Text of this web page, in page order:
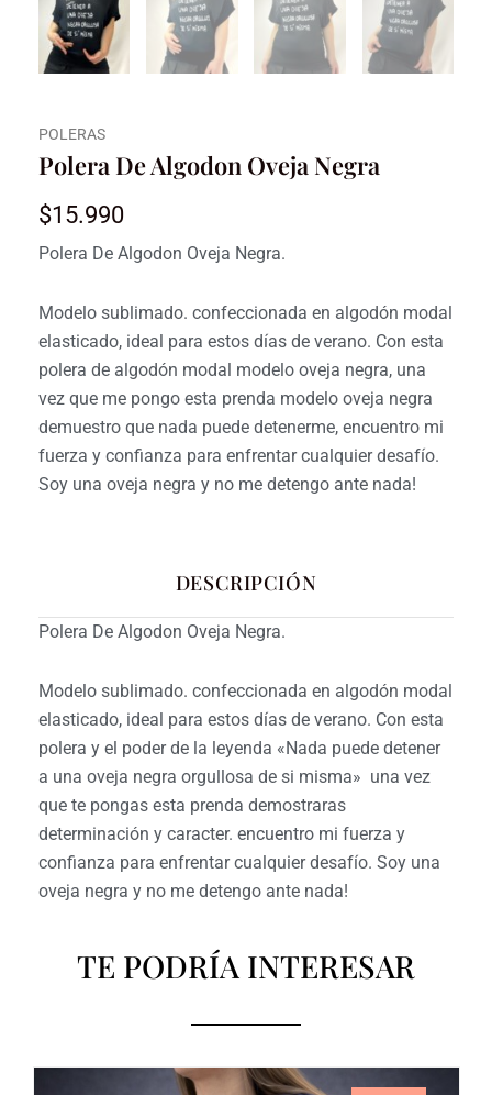
POLERAS
Polera De Algodon Oveja Negra
$15.990
Polera De Algodon Oveja Negra.
Modelo sublimado. confeccionada en algodón modal
elasticado, ideal para estos días de verano. Con esta
polera de algodón modal modelo oveja negra, una
vez que me pongo esta prenda modelo oveja negra
demuestro que nada puede detenerme, encuentro mi
fuerza y confianza para enfrentar cualquier desafío.
Soy una oveja negra y no me detengo ante nada!
DESCRIPCIÓN
Polera De Algodon Oveja Negra.
Modelo sublimado. confeccionada en algodón modal
elasticado, ideal para estos días de verano. Con esta
polera y el poder de la leyenda «Nada puede detener
a una oveja negra orgullosa de si misma» una vez
que te pongas esta prenda demostraras
determinación y caracter. encuentro mi fuerza y
confianza para enfrentar cualquier desafío. Soy una
oveja negra y no me detengo ante nada!
TE PODRÍA INTERESAR